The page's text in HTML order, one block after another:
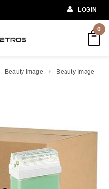
LOGIN
0
Beauty Image Beauty Image